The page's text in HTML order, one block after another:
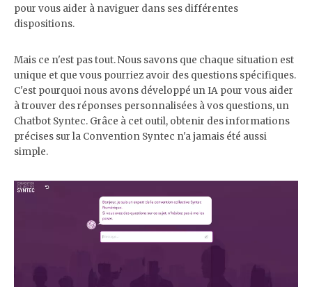
pour vous aider à naviguer dans ses différentes
dispositions.
Mais ce n'est pas tout. Nous savons que chaque situation est
unique et que vous pourriez avoir des questions spécifiques.
C'est pourquoi nous avons développé un IA pour vous aider
à trouver des réponses personnalisées à vos questions, un
Chatbot Syntec. Grâce à cet outil, obtenir des informations
précises sur la Convention Syntec n'a jamais été aussi
simple.